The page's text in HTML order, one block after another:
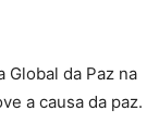
Global da Paz na
a causa da paz.